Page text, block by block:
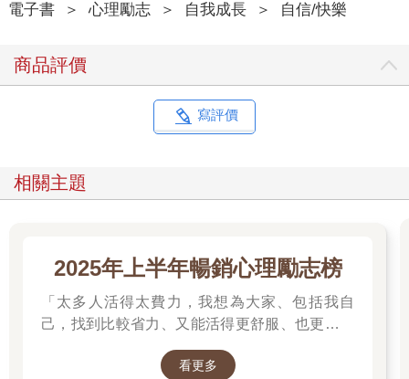
電子書 ＞ 心理勵志 ＞ 自我成長 ＞ 自信/快樂
商品評價
寫評價
相關主題
2025年上半年暢銷心理勵志榜
「太多人活得太費力，我想為大家、包括我自
己，找到比較省力、又能活得更舒服、也更滿足
2025網友們心靈療癒都在看這些↓↓↓↓
看更多